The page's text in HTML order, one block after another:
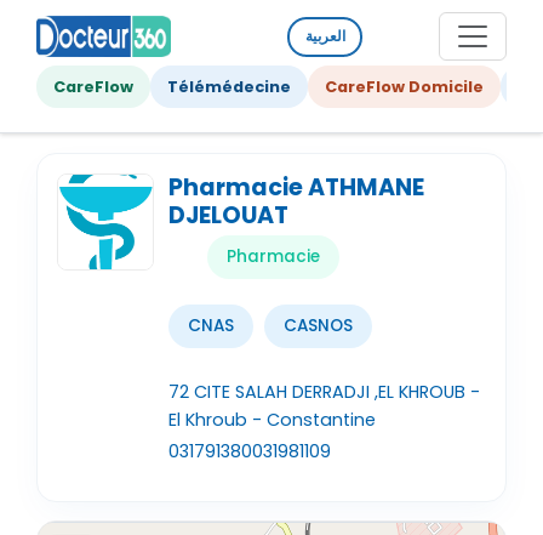
العربية
CareFlow Télémédecine CareFlow Domicile
Pharmacie ATHMANE
DJELOUAT
Pharmacie
CNAS CASNOS
72 CITE SALAH DERRADJI ,EL KHROUB -
El Khroub - Constantine
031791380031981109